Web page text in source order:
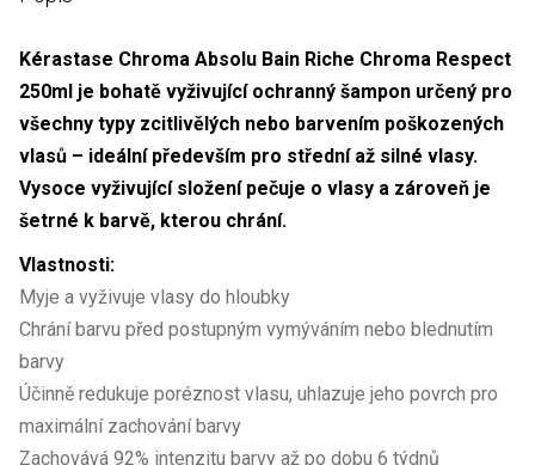
Kérastase Chroma Absolu Bain Riche Chroma Respect
250ml je bohatě vyživující ochranný šampon určený pro
všechny typy zcitlivělých nebo barvením poškozených
vlasů – ideální především pro střední až silné vlasy.
Vysoce vyživující složení pečuje o vlasy a zároveň je
šetrné k barvě, kterou chrání.
Vlastnosti:
Myje a vyživuje vlasy do hloubky
Chrání barvu před postupným vymýváním nebo blednutím
barvy
Účinně redukuje poréznost vlasu, uhlazuje jeho povrch pro
maximální zachování barvy
Zachovává 92% intenzitu barvy až po dobu 6 týdnů